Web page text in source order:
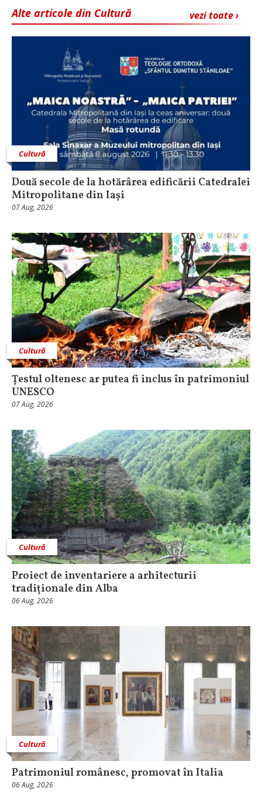
vezi toate ›
Alte articole din Cultură
Cultură
Două secole de la hotărârea edificării Catedralei
Mitropolitane din Iași
07 Aug, 2026
Cultură
Țestul oltenesc ar putea fi inclus în patrimoniul
UNESCO
07 Aug, 2026
Cultură
Proiect de inventariere a arhitecturii
tradiționale din Alba
06 Aug, 2026
Cultură
Patrimoniul românesc, promovat în Italia
06 Aug, 2026